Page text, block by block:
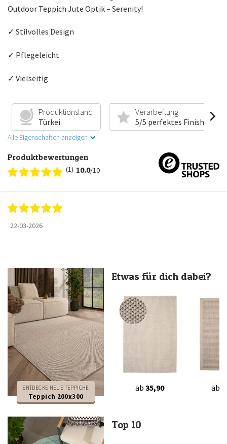
Outdoor Teppich Jute Optik – Serenity!
✓ Stilvolles Design
✓ Pflegeleicht
✓ Vielseitig
Produktionsland
Türkei
Verarbeitung
5/5 perfektes Finish
Alle Eigenschaften anzeigen
Produktbewertungen
(1) 10.0/10
22-03-2026
ENTDECKE NEUE TEPPICHE
Teppich 200x300
Etwas für dich dabei?
ab 35,90 ab
Top 10